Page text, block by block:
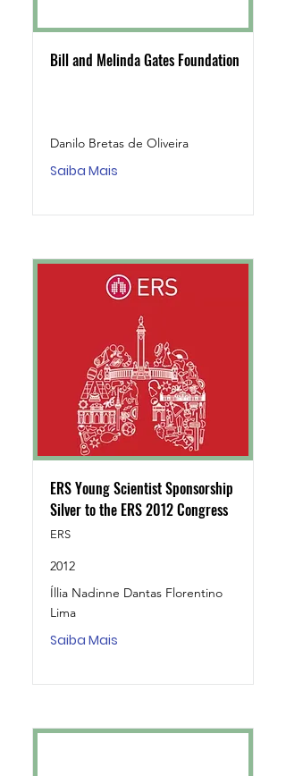
Bill and Melinda Gates Foundation
Danilo Bretas de Oliveira
Saiba Mais
ERS Young Scientist Sponsorship
Silver to the ERS 2012 Congress
ERS
2012
Íllia Nadinne Dantas Florentino
Lima
Saiba Mais